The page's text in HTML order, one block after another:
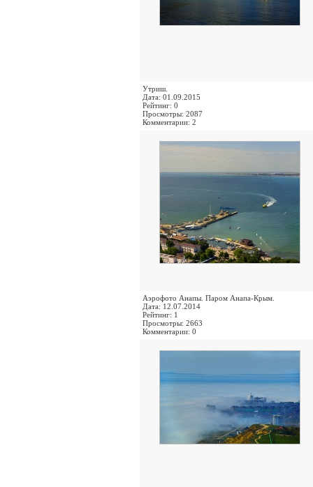
Утриш.
Дата: 01.09.2015
Рейтинг: 0
Просмотры: 2087
Комментарии: 2
Аэрофото Анапы. Паром Анапа-Крым.
Дата: 12.07.2014
Рейтинг: 1
Просмотры: 2663
Комментарии: 0